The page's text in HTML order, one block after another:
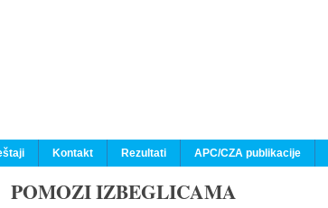
Kontakt Rezultati APC/CZA publikacije
POMOZI IZBEGLICAMA